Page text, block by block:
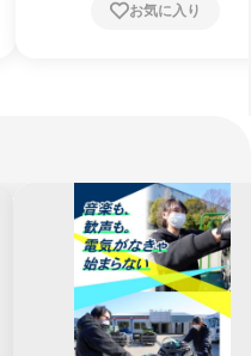
お気に入り